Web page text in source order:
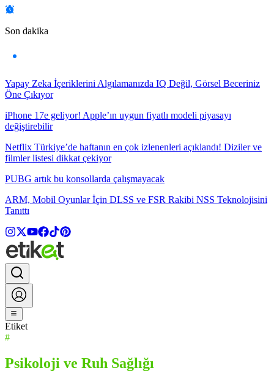
Son dakika
Yapay Zeka İçeriklerini Algılamanızda IQ Değil, Görsel Beceriniz
Öne Çıkıyor
iPhone 17e geliyor! Apple’ın uygun fiyatlı modeli piyasayı
değiştirebilir
Netflix Türkiye’de haftanın en çok izlenenleri açıklandı! Diziler ve
filmler listesi dikkat çekiyor
PUBG artık bu konsollarda çalışmayacak
ARM, Mobil Oyunlar İçin DLSS ve FSR Rakibi NSS Teknolojisini
Tanıttı
Etiket
#
Psikoloji ve Ruh Sağlığı